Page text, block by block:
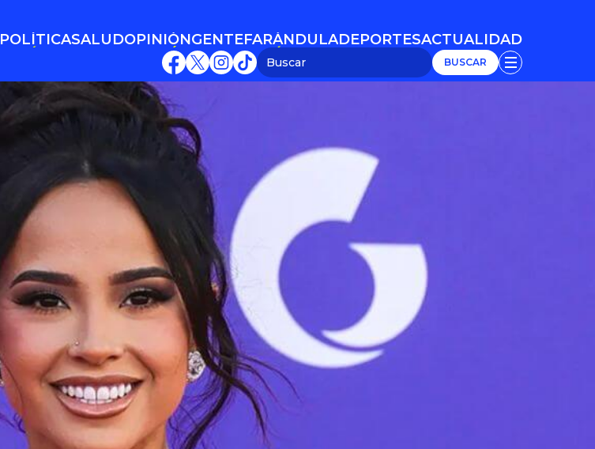
POLÍTICASALUDOPINIÓN
OPINIÓN
GENTE
GENTE
FARÁNDULA
FARÁNDULA
DEPORTESACTUALIDAD
ACTUALIDAD